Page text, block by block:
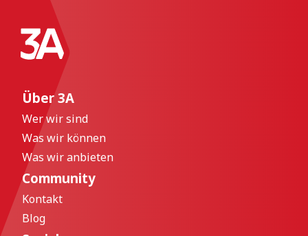
Über 3A
Wer wir sind
Was wir können
Was wir anbieten
Community
Kontakt
Blog